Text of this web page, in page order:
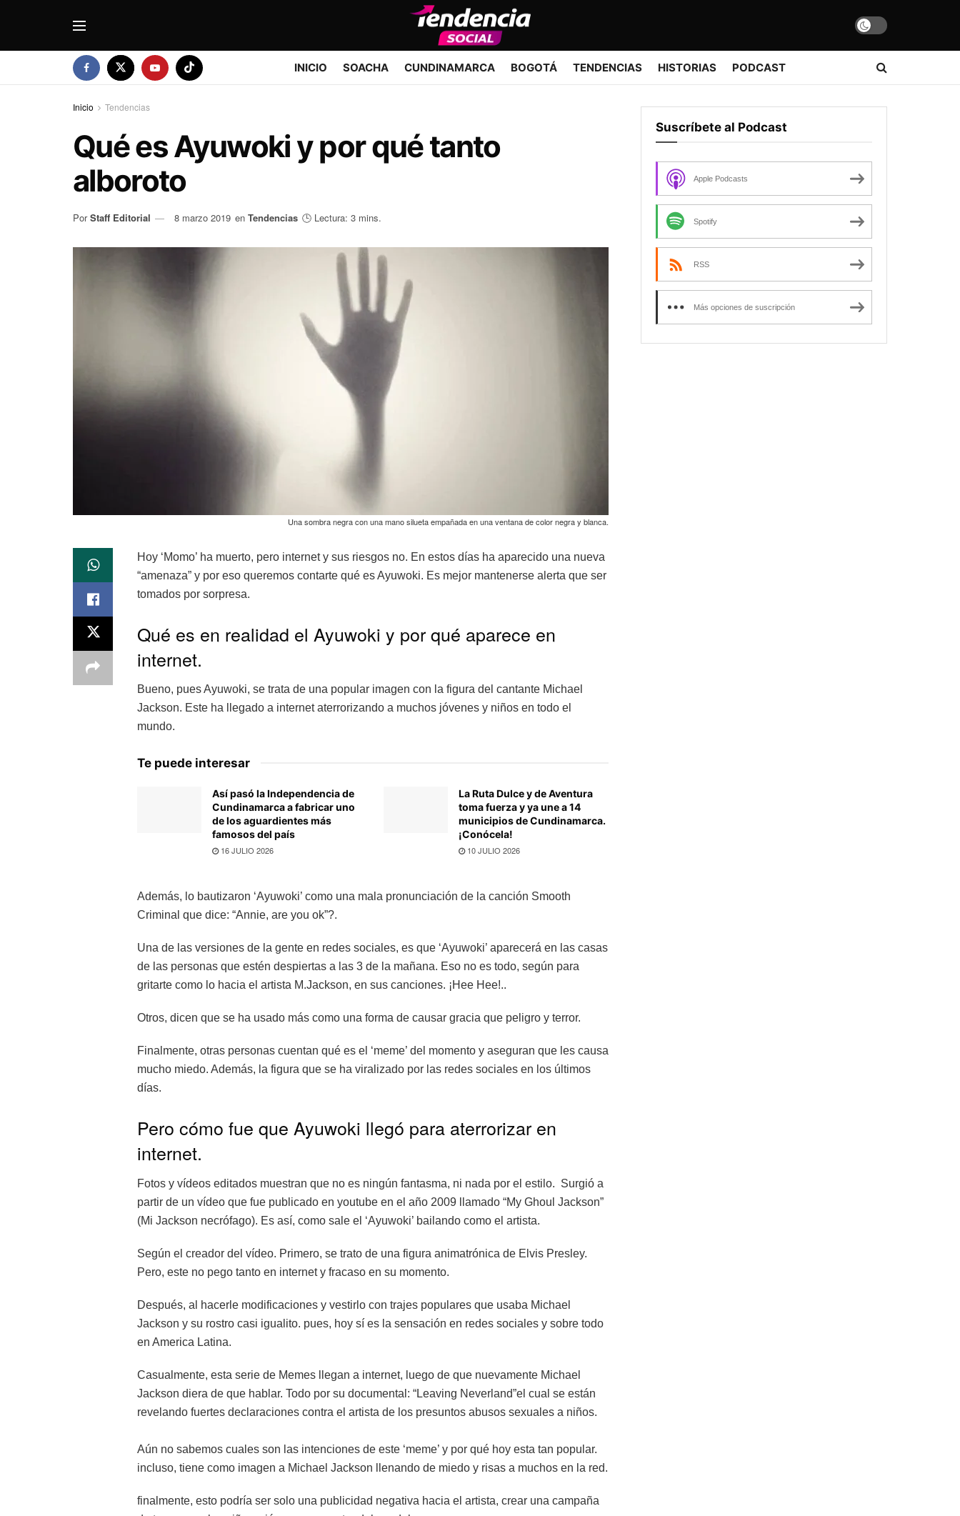
INICIO SOACHA CUNDINAMARCA BOGOTÁ TENDENCIAS HISTORIAS PODCAST
Inicio Tendencias
Qué es Ayuwoki y por qué tanto
alboroto
Por Staff Editorial 8 marzo 2019 en Tendencias 🕒 Lectura: 3 mins.
Una sombra negra con una mano silueta empañada en una ventana de color negra y blanca.
Hoy ‘Momo’ ha muerto, pero internet y sus riesgos no. En estos días ha aparecido una nueva
“amenaza” y por eso queremos contarte qué es Ayuwoki. Es mejor mantenerse alerta que ser
tomados por sorpresa.
Qué es en realidad el Ayuwoki y por qué aparece en
internet.
Bueno, pues Ayuwoki, se trata de una popular imagen con la figura del cantante Michael
Jackson. Este ha llegado a internet aterrorizando a muchos jóvenes y niños en todo el
mundo.
Te puede interesar
Así pasó la Independencia de
Cundinamarca a fabricar uno
de los aguardientes más
famosos del país
16 JULIO 2026
La Ruta Dulce y de Aventura
toma fuerza y ya une a 14
municipios de Cundinamarca.
¡Conócela!
10 JULIO 2026
Además, lo bautizaron ‘Ayuwoki’ como una mala pronunciación de la canción Smooth
Criminal que dice: “Annie, are you ok”?.
Una de las versiones de la gente en redes sociales, es que ‘Ayuwoki’ aparecerá en las casas
de las personas que estén despiertas a las 3 de la mañana. Eso no es todo, según para
gritarte como lo hacia el artista M.Jackson, en sus canciones. ¡Hee Hee!..
Otros, dicen que se ha usado más como una forma de causar gracia que peligro y terror.
Finalmente, otras personas cuentan qué es el ‘meme’ del momento y aseguran que les causa
mucho miedo. Además, la figura que se ha viralizado por las redes sociales en los últimos
días.
Pero cómo fue que Ayuwoki llegó para aterrorizar en
internet.
Fotos y vídeos editados muestran que no es ningún fantasma, ni nada por el estilo. Surgió a
partir de un vídeo que fue publicado en youtube en el año 2009 llamado “My Ghoul Jackson”
(Mi Jackson necrófago). Es así, como sale el ‘Ayuwoki’ bailando como el artista.
Según el creador del vídeo. Primero, se trato de una figura animatrónica de Elvis Presley.
Pero, este no pego tanto en internet y fracaso en su momento.
Después, al hacerle modificaciones y vestirlo con trajes populares que usaba Michael
Jackson y su rostro casi igualito. pues, hoy sí es la sensación en redes sociales y sobre todo
en America Latina.
Casualmente, esta serie de Memes llegan a internet, luego de que nuevamente Michael
Jackson diera de que hablar. Todo por su documental: “Leaving Neverland”el cual se están
revelando fuertes declaraciones contra el artista de los presuntos abusos sexuales a niños.
Aún no sabemos cuales son las intenciones de este ‘meme’ y por qué hoy esta tan popular.
incluso, tiene como imagen a Michael Jackson llenando de miedo y risas a muchos en la red.
finalmente, esto podría ser solo una publicidad negativa hacia el artista, crear una campaña
Suscríbete al Podcast
Apple Podcasts
Spotify
RSS
Más opciones de suscripción